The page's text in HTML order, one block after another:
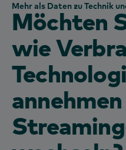
Mehr als Daten zu Technik
Möchten
wie